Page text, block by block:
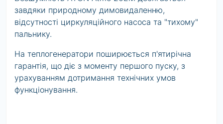
завдяки природному димовидаленню,
відсутності циркуляційного насоса та "тихому"
пальнику.
На теплогенератори поширюється п'ятирічна
гарантія, що діє з моменту першого пуску, з
урахуванням дотримання технічних умов
функціонування.